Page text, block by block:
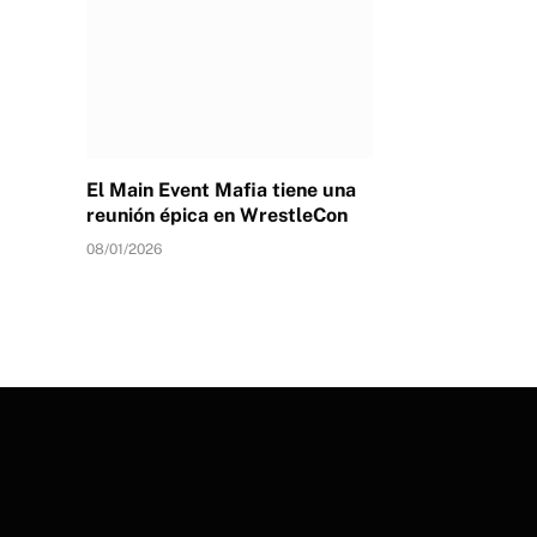
El Main Event Mafia tiene una
reunión épica en WrestleCon
08/01/2026